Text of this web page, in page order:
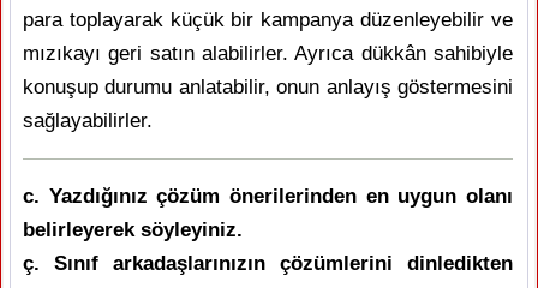
para toplayarak küçük bir kampanya düzenleyebilir ve
mızıkayı geri satın alabilirler. Ayrıca dükkân sahibiyle
konuşup durumu anlatabilir, onun anlayış göstermesini
sağlayabilirler.
c. Yazdığınız çözüm önerilerinden en uygun olanı
belirleyerek söyleyiniz.
ç. Sınıf arkadaşlarınızın çözümlerini dinledikten